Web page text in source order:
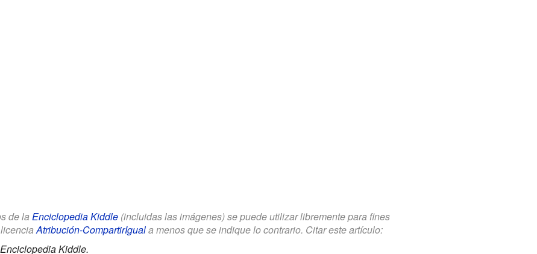
de la Enciclopedia Kiddle(incluidas las imágenes) se puede utilizar libremente para fines
licenciaAtribución-CompartirIguala menos que se indique lo contrario. Citar este artículo:
Enciclopedia Kiddle.